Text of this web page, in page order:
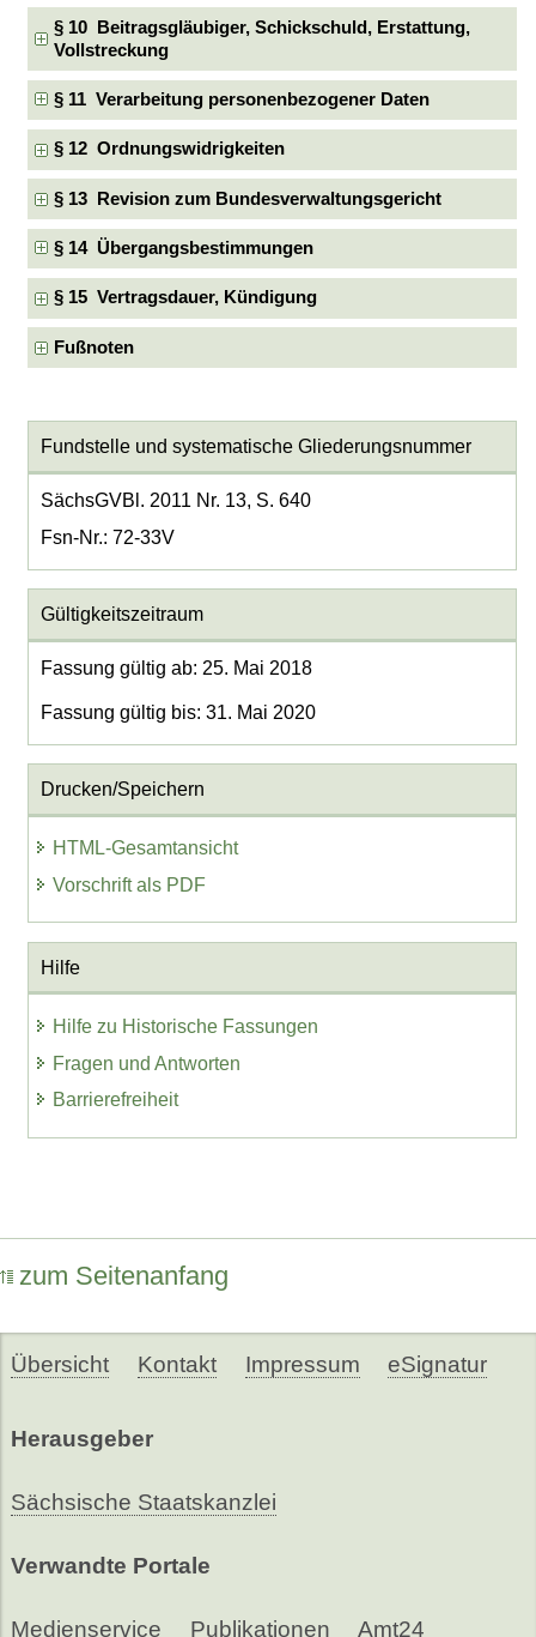
§ 10 Beitragsgläubiger, Schickschuld, Erstattung,
Vollstreckung
§ 11 Verarbeitung personenbezogener Daten
§ 12 Ordnungswidrigkeiten
§ 13 Revision zum Bundesverwaltungsgericht
§ 14 Übergangsbestimmungen
§ 15 Vertragsdauer, Kündigung
Fußnoten
Fundstelle und systematische Gliederungsnummer
SächsGVBl. 2011 Nr. 13, S. 640
Fsn-Nr.: 72-33V
Gültigkeitszeitraum
Fassung gültig ab: 25. Mai 2018
Fassung gültig bis: 31. Mai 2020
Drucken/Speichern
HTML-Gesamtansicht
Vorschrift als PDF
Hilfe
Hilfe zu Historische Fassungen
Fragen und Antworten
Barrierefreiheit
zum Seitenanfang
Übersicht Kontakt Impressum eSignatur
Herausgeber
Sächsische Staatskanzlei
Verwandte Portale
Medienservice Publikationen Amt24